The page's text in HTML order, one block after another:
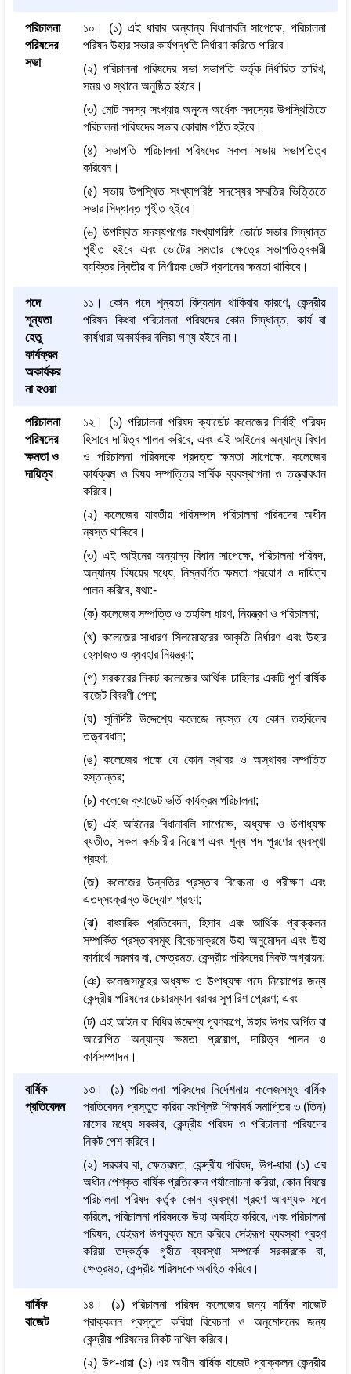
পরিচালনা
পরিষদের
সভা
১০। (১) এই ধারার অন্যান্য বিধানাবলি সাপেক্ষে, পরিচালনা
পরিষদ উহার সভার কার্যপদ্ধতি নির্ধারণ করিতে পারিবে।
(২) পরিচালনা পরিষদের সভা সভাপতি কর্তৃক নির্ধারিত তারিখ,
সময় ও স্থানে অনুষ্ঠিত হইবে।
(৩) মোট সদস্য সংখ্যার অন্যূন অর্ধেক সদস্যের উপস্থিতিতে
পরিচালনা পরিষদের সভার কোরাম গঠিত হইবে।
(৪) সভাপতি পরিচালনা পরিষদের সকল সভায় সভাপতিত্ব
করিবেন।
(৫) সভায় উপস্থিত সংখ্যাগরিষ্ঠ সদস্যের সম্মতির ভিত্তিতে
সভার সিদ্ধান্ত গৃহীত হইবে।
(৬) উপস্থিত সদস্যগণের সংখ্যাগরিষ্ঠ ভোটে সভার সিদ্ধান্ত
গৃহীত হইবে এবং ভোটের সমতার ক্ষেত্রে সভাপতিত্বকারী
ব্যক্তির দ্বিতীয় বা নির্ণায়ক ভোট প্রদানের ক্ষমতা থাকিবে।
পদে
শূন্যতা
হেতু
কার্যক্রম
অকার্যকর
না হওয়া
১১। কোন পদে শূন্যতা বিদ্যমান থাকিবার কারণে, কেন্দ্রীয়
পরিষদ কিংবা পরিচালনা পরিষদের কোন সিদ্ধান্ত, কার্য বা
কার্যধারা অকার্যকর বলিয়া গণ্য হইবে না।
পরিচালনা
পরিষদের
ক্ষমতা ও
দায়িত্ব
১২। (১) পরিচালনা পরিষদ ক্যাডেট কলেজের নির্বাহী পরিষদ
হিসাবে দায়িত্ব পালন করিবে, এবং এই আইনের অন্যান্য বিধান
ও পরিচালনা পরিষদকে প্রদত্ত ক্ষমতা সাপেক্ষে, কলেজের
কার্যক্রম ও বিষয় সম্পত্তির সার্বিক ব্যবস্থাপনা ও তত্ত্বাবধান
করিবে।
(২) কলেজের যাবতীয় পরিসম্পদ পরিচালনা পরিষদের অধীন
ন্যস্ত থাকিবে।
(৩) এই আইনের অন্যান্য বিধান সাপেক্ষে, পরিচালনা পরিষদ,
অন্যান্য বিষয়ের মধ্যে, নিম্নবর্ণিত ক্ষমতা প্রয়োগ ও দায়িত্ব
পালন করিবে, যথা:-
(ক) কলেজের সম্পত্তি ও তহবিল ধারণ, নিয়ন্ত্রণ ও পরিচালনা;
(খ) কলেজের সাধারণ সিলমোহরের আকৃতি নির্ধারণ এবং উহার
হেফাজত ও ব্যবহার নিয়ন্ত্রণ;
(গ) সরকারের নিকট কলেজের আর্থিক চাহিদার একটি পূর্ণ বার্ষিক
বাজেট বিবরণী পেশ;
(ঘ) সুনির্দিষ্ট উদ্দেশ্যে কলেজে ন্যস্ত যে কোন তহবিলের
তত্ত্বাবধান;
(ঙ) কলেজের পক্ষে যে কোন স্থাবর ও অস্থাবর সম্পত্তি
হস্তান্তর;
(চ) কলেজে ক্যাডেট ভর্তি কার্যক্রম পরিচালনা;
(ছ) এই আইনের বিধানাবলি সাপেক্ষে, অধ্যক্ষ ও উপাধ্যক্ষ
ব্যতীত, সকল কর্মচারীর নিয়োগ এবং শূন্য পদ পূরণের ব্যবস্থা
গ্রহণ;
(জ) কলেজের উন্নতির প্রস্তাব বিবেচনা ও পরীক্ষণ এবং
এতদ্‌সংক্রান্ত উদ্যোগ গ্রহণ;
(ঝ) বাৎসরিক প্রতিবেদন, হিসাব এবং আর্থিক প্রাক্কলন
সম্পর্কিত প্রস্তাবসমূহ বিবেচনাক্রমে উহা অনুমোদন এবং উহা
কার্যার্থে সরকার বা, ক্ষেত্রমত, কেন্দ্রীয় পরিষদের নিকট অগ্রায়ন;
(ঞ) কলেজসমূহের অধ্যক্ষ ও উপাধ্যক্ষ পদে নিয়োগের জন্য
কেন্দ্রীয় পরিষদের চেয়ারম্যান বরাবর সুপারিশ প্রেরণ; এবং
(ট) এই আইন বা বিধির উদ্দেশ্য পূরণকল্পে, উহার উপর অর্পিত বা
আরোপিত অন্যান্য ক্ষমতা প্রয়োগ, দায়িত্ব পালন ও
কার্যসম্পাদন।
বার্ষিক
প্রতিবেদন
১৩। (১) পরিচালনা পরিষদের নির্দেশনায় কলেজসমূহ বার্ষিক
প্রতিবেদন প্রস্তুত করিয়া সংশ্লিষ্ট শিক্ষাবর্ষ সমাপ্তির ৩ (তিন)
মাসের মধ্যে সরকার, কেন্দ্রীয় পরিষদ ও পরিচালনা পরিষদের
নিকট পেশ করিবে।
(২) সরকার বা, ক্ষেত্রমত, কেন্দ্রীয় পরিষদ, উপ-ধারা (১) এর
অধীন পেশকৃত বার্ষিক প্রতিবেদন পর্যালোচনা করিয়া, কোন বিষয়ে
পরিচালনা পরিষদ কর্তৃক কোন ব্যবস্থা গ্রহণ আবশ্যক মনে
করিলে, পরিচালনা পরিষদকে উহা অবহিত করিবে, এবং পরিচালনা
পরিষদ, যেইরূপ উপযুক্ত মনে করিবে সেইরূপ ব্যবস্থা গ্রহণ
করিয়া তদ্‌কর্তৃক গৃহীত ব্যবস্থা সম্পর্কে সরকারকে বা,
ক্ষেত্রমত, কেন্দ্রীয় পরিষদকে অবহিত করিবে।
বার্ষিক
বাজেট
১৪। (১) পরিচালনা পরিষদ কলেজের জন্য বার্ষিক বাজেট
প্রাক্কলন প্রস্তুত করিয়া বিবেচনা ও অনুমোদনের জন্য
কেন্দ্রীয় পরিষদের নিকট দাখিল করিবে।
(২) উপ-ধারা (১) এর অধীন বার্ষিক বাজেট প্রাক্কলন কেন্দ্রীয়